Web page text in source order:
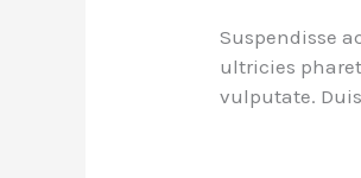
Suspendisse
ultricies
vulputate.